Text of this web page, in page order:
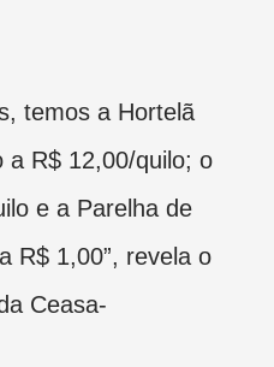
temos a Hortelã
a R$ 12,00/quilo; o
e a Parelha de
R$ 1,00”, revela o
Ceasa-